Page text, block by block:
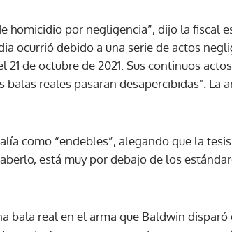
ACEPTAR
homicidio por negligencia”, dijo la fiscal
ocurrió debido a una serie de actos
de octubre de 2021. Sus continuos actos
reales pasaran desapercibidas". La
como “endebles”, alegando que la
está muy por debajo de los
bala real en el arma que Baldwin disparó